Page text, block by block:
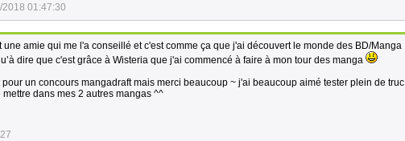
2018 01:47:30
une amie qui me l'a conseillé et c'est comme ça que j'ai découvert le monde des BD/Manga
dire que c'est grâce à Wisteria que j'ai commencé à faire à mon tour des manga
un concours mangadraft mais merci beaucoup ~ j'ai beaucoup aimé tester plein de truc
dans mes 2 autres mangas ^^